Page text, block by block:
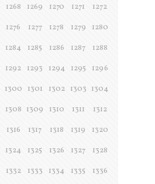
1268 1269 1270 1271
1272
1276 1277 1278 1279
1280
1284 1285 1286 1287
1288
1292 1293 1294 1295
1296
1300 1301 1302 1303 1304
1308 1309 1310 1311
1312
1316 1317 1318 1319
1320
1324 1325 1326 1327
1328
1332 1333 1334 1335
1336